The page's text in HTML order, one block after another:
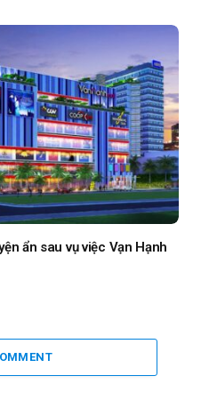
ẩn sau vụ việc Vạn Hạnh